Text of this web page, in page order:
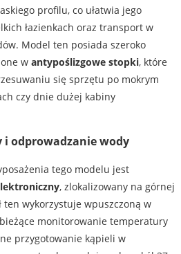
profilu, co ułatwia jego
łazienkach oraz transport w
Model ten posiada szeroko
w antypoślizgowe stopki, które
się sprzętu po mokrym
czy dnie dużej kabiny
odprowadzanie wody
tego modelu jest
, zlokalizowany na górnej
ten wykorzystuje wpuszczoną w
monitorowanie temperatury
przygotowanie kąpieli w